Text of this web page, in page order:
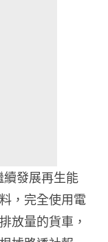
發展再生能
，完全使用電
放量的貨車，